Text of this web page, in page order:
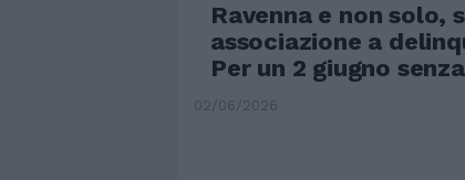
Ravenna e non solo,
associazione a
Per un 2 giugno
02/06/2026